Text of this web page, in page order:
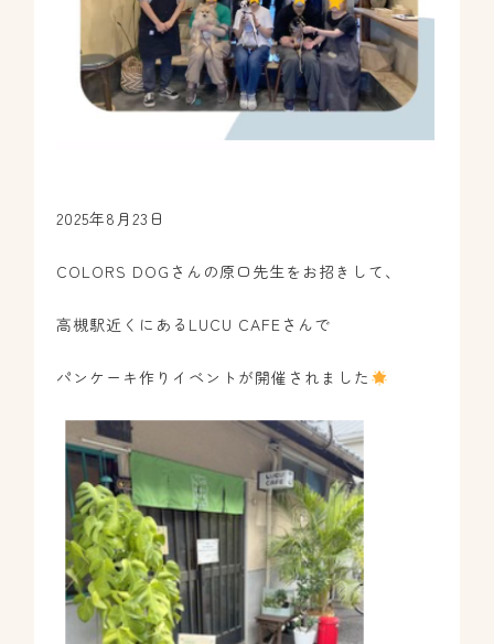
canup公式 堀江教室 吹田教室
2025年8月23日
COLORS DOGさんの原口先生をお招きして、
高槻駅近くにあるLUCU CAFEさんで
パンケーキ作りイベントが開催されました